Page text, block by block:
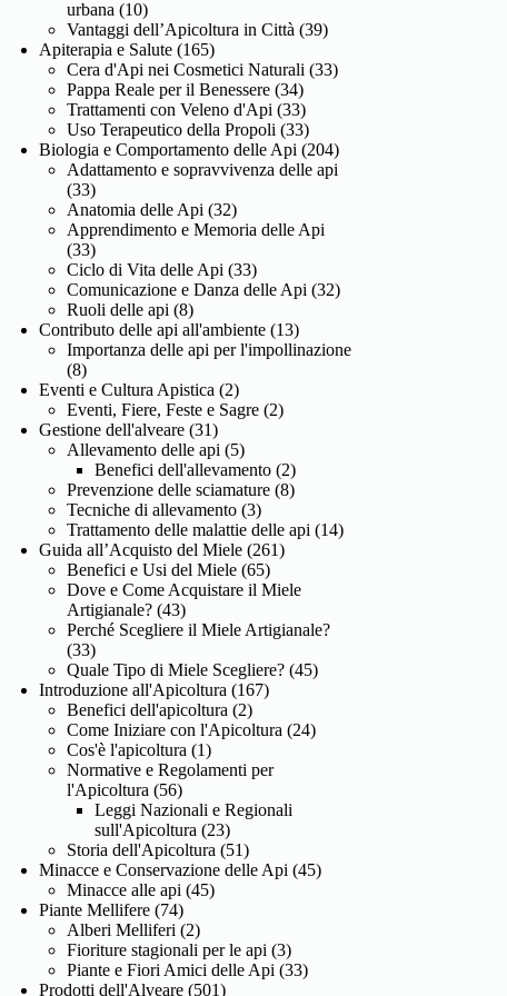
urbana (10)
Vantaggi dell’Apicoltura in Città (39)
Apiterapia e Salute (165)
Cera d'Api nei Cosmetici Naturali (33)
Pappa Reale per il Benessere (34)
Trattamenti con Veleno d'Api (33)
Uso Terapeutico della Propoli (33)
Biologia e Comportamento delle Api (204)
Adattamento e sopravvivenza delle api
(33)
Anatomia delle Api (32)
Apprendimento e Memoria delle Api
(33)
Ciclo di Vita delle Api (33)
Comunicazione e Danza delle Api (32)
Ruoli delle api (8)
Contributo delle api all'ambiente (13)
Importanza delle api per l'impollinazione
(8)
Eventi e Cultura Apistica (2)
Eventi, Fiere, Feste e Sagre (2)
Gestione dell'alveare (31)
Allevamento delle api (5)
Benefici dell'allevamento (2)
Prevenzione delle sciamature (8)
Tecniche di allevamento (3)
Trattamento delle malattie delle api (14)
Guida all’Acquisto del Miele (261)
Benefici e Usi del Miele (65)
Dove e Come Acquistare il Miele
Artigianale? (43)
Perché Scegliere il Miele Artigianale?
(33)
Quale Tipo di Miele Scegliere? (45)
Introduzione all'Apicoltura (167)
Benefici dell'apicoltura (2)
Come Iniziare con l'Apicoltura (24)
Cos'è l'apicoltura (1)
Normative e Regolamenti per
l'Apicoltura (56)
Leggi Nazionali e Regionali
sull'Apicoltura (23)
Storia dell'Apicoltura (51)
Minacce e Conservazione delle Api (45)
Minacce alle api (45)
Piante Mellifere (74)
Alberi Melliferi (2)
Fioriture stagionali per le api (3)
Piante e Fiori Amici delle Api (33)
Prodotti dell'Alveare (501)